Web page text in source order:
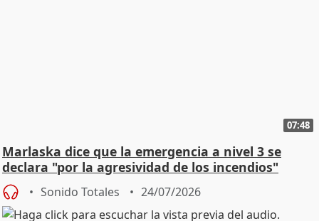
07:48
Marlaska dice que la emergencia a nivel 3 se
declara "por la agresividad de los incendios"
Sonido Totales 24/07/2026